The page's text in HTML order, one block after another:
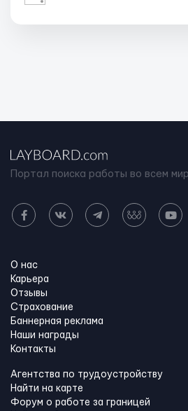
Портал поиска работы во всем
О нас
Карьера
Отзывы
Страхование
Баннерная реклама
Наши награды
Контакты
Агентства по трудоустройству
Найти на карте
Форум о работе за границей